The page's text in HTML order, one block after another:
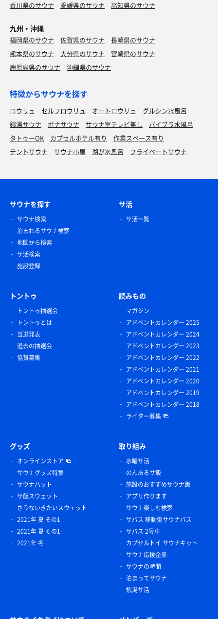
香川県のサウナ
愛媛県のサウナ 高知県のサウナ
九州・沖縄
福岡県のサウナ 佐賀県のサウナ
長崎県のサウナ
熊本県のサウナ
大分県のサウナ
宮崎県のサウナ
鹿児島県のサウナ
沖縄県のサウナ
特徴からサウナを探す
ロウリュ セルフロウリュ オートロウリュ
グルシン水風呂
銭湯サウナ
ボナサウナ サウナ室テレビ無し
バイブラ水風呂
タトゥーOK
カプセルホテル有り
作業スペース有り
テントサウナ
サウナ小屋 湖が水風呂 プライベートサウナ
サウナを探す
サウナ検索
泊まれるサウナ検索
地図から検索
サ活検索
施設登録
サ活
サ活一覧
トントゥ
トントゥ抽選会
トントゥとは
当選発表
過去の抽選会
協賛募集
読みもの
マガジン
アドベントカレンダー 2025
アドベントカレンダー 2024
アドベントカレンダー 2023
アドベントカレンダー 2022
アドベントカレンダー 2021
アドベントカレンダー 2020
アドベントカレンダー 2019
アドベントカレンダー 2018
ライター募集
グッズ
オンラインストア
サウナグッズ特集
サウナハット
サ飯スウェット
さうないきたいスウェット
2021年 夏 その1
2021年 夏 その1
2021年 冬
取り組み
水曜サ活
のんあるサ飯
施設のおすすめサウナ飯
アプリ作ります
サウナ楽しむ検索
サバス 移動型サウナバス
サバス 2号車
カプセルトイ サウナキット
サウナ応援企業
サウナの時間
泊まってサウナ
銭湯サ活